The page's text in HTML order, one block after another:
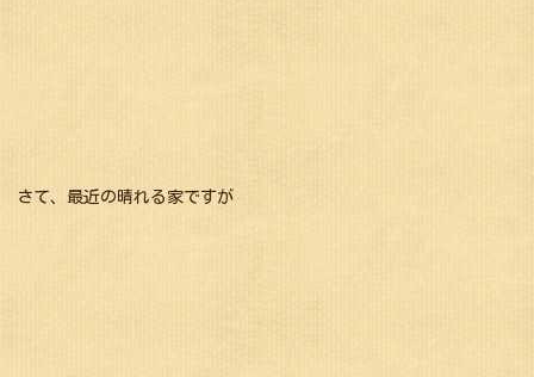
さて、最近の晴れる家ですが